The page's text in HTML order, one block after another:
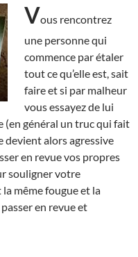
Vous rencontrez
une personne qui
commence par étaler
tout ce qu’elle est, sait
faire et si par malheur
vous essayez de lui
(en général un truc qui fait
devient alors agressive
en revue vos propres
souligner votre
même fougue et la
en revue et